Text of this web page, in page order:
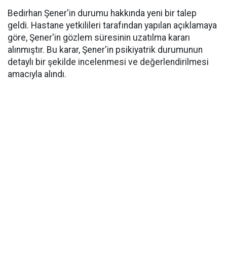
Bedirhan Şener'in durumu hakkında yeni bir talep
geldi. Hastane yetkilileri tarafından yapılan açıklamaya
göre, Şener'in gözlem süresinin uzatılma kararı
alınmıştır. Bu karar, Şener'in psikiyatrik durumunun
detaylı bir şekilde incelenmesi ve değerlendirilmesi
amacıyla alındı.